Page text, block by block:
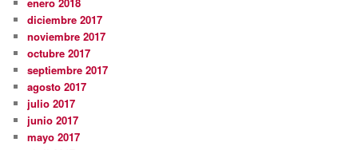
diciembre 2017
noviembre 2017
octubre 2017
septiembre 2017
agosto 2017
julio 2017
junio 2017
mayo 2017